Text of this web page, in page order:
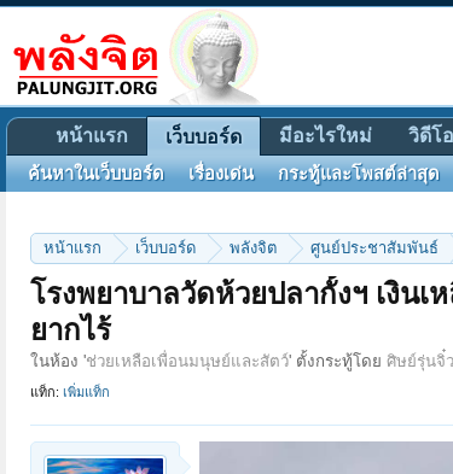
หน้าแรก เว็บบอร์ด พลังจิต ศูนย์ประชาสัมพันธ์
โรงพยาบาลวัดห้วยปลากั้งฯ เงิน
ยากไร้
ในห้อง 'ช่วยเหลือเพื่อนมนุษย์และสัตว์' ตั้งกระทู้โดย ศิษย์รุ่นจิ๋ว
แท็ก: เพิ่มแท็ก
หน้าแรก เว็บบอร์ด
ค้นหาในเว็บบอร์ด เรื่องเด่น กระทู้และโพสต์ล่าสุด
มีอะไรใหม่ วิดีโอ